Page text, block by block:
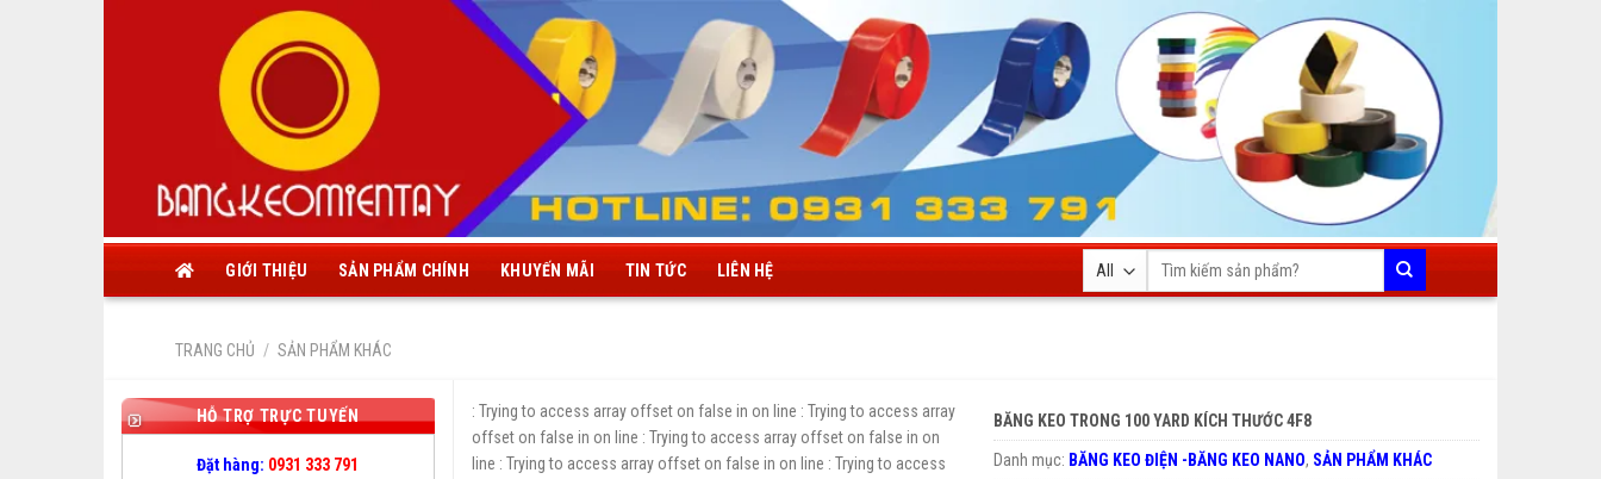
GIỚI THIỆU SẢN PHẨM CHÍNH KHUYẾN MÃI TIN TỨC LIÊN HỆ
Tìm
kiếm:
TRANG CHỦ / SẢN PHẨM KHÁC
HỖ TRỢ TRỰC TUYẾN
Đặt hàng: 0931 333 791
: Trying to access array offset on false in on line : Trying to access array
offset on false in on line : Trying to access array offset on false in on
line : Trying to access array offset on false in on line : Trying to access
BĂNG KEO TRONG 100 YARD KÍCH THƯỚC 4F8
Danh mục: BĂNG KEO ĐIỆN -BĂNG KEO NANO, SẢN PHẨM KHÁC